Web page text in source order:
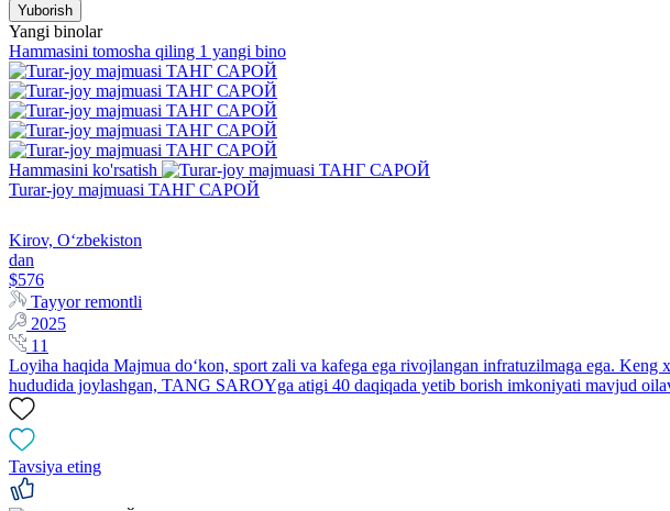
Yuborish
Yangi binolar
Hammasini tomosha qiling 1 yangi bino
Hammasini ko'rsatish
Turar-joy majmuasi ТАНГ САРОЙ
Kirov, Oʻzbekiston
dan
$576
Tayyor remontli
2025
11
Loyiha haqida Majmua do‘kon, sport zali va kafega ega rivojlangan infratuzilmaga ega.
hududida joylashgan, TANG SAROYga atigi 40 daqiqada yetib borish imkoniyati mavjud
Tavsiya eting